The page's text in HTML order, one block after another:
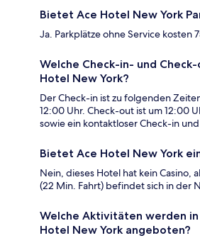
Bietet Ace Hotel New York
Ja. Parkplätze ohne Service kosten
Welche Check-in- und
Hotel New York?
Der Check-in ist zu folgenden
12:00 Uhr. Check-out ist um 12:00
sowie ein kontaktloser Check-in
Bietet Ace Hotel New York
Nein, dieses Hotel hat kein Casino,
(22 Min. Fahrt) befindet sich in der
Welche Aktivitäten werden
Hotel New York angeboten?